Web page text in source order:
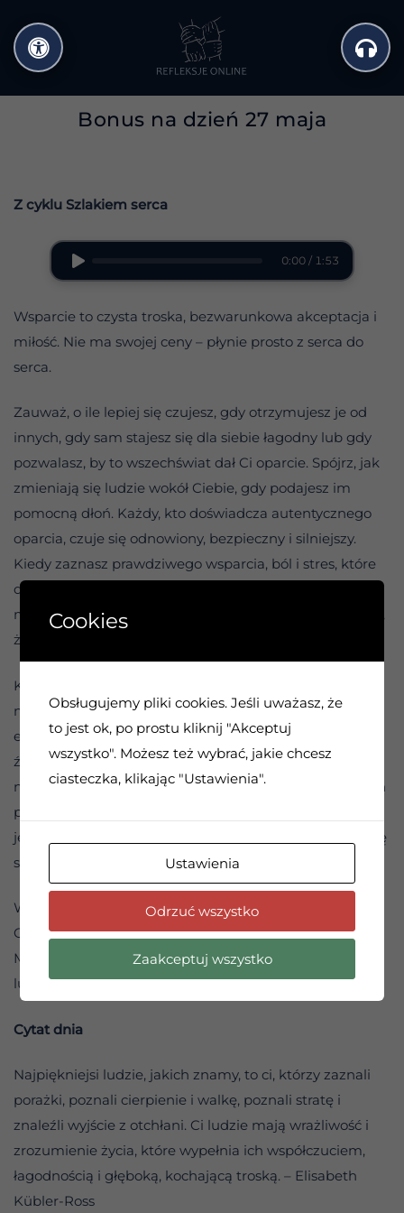
do
treści
Bonus na dzień 27 maja
Z cyklu Szlakiem serca
0:00 / 1:53
Wsparcie to czysta troska, bezwarunkowa akceptacja i
miłość. Nie ma swojej ceny – płynie prosto z serca do
serca.
Zauważ, o ile lepiej się czujesz, gdy otrzymujesz je od
innych, gdy sam stajesz się dla siebie łagodny lub gdy
pozwalasz, by to wszechświat dał Ci oparcie. Spójrz, jak
zmieniają się ludzie wokół Ciebie, gdy podajesz im
pomocną dłoń. Każdy, kto doświadcza autentycznego
oparcia, czuje się odnowiony, bezpieczny i silniejszy.
Kiedy zaznasz prawdziwego wsparcia, ból i stres, które
dotąd budziły Cię każdego ranka, nagle tracą swoją
moc. Otwierasz oczy i czujesz radość z tego, że tu jesteś,
że jesteś sobą i że wszystko jest w porządku.
Kiedy byliśmy mali, biegliśmy do bliskich, by opatrzyli
nam zdarte kolano lub przynieśli ulgę w trudnych
emocjach. Teraz jesteśmy dorośli, ale wciąż istnieje
źródło, do którego możemy się zwrócić. Niektórzy
nazywają je opiekuńczą, kobiecą stroną boskości. To ten
pierwiastek we wszechświecie i w każdym z nas, który
jest kochający, czuły i pełen troski. Jego dotyk naprawdę
sprawia, że wszystko staje się prostsze.
Wsparcie uzdrawia. Przywraca duszy witalność i moc.
Otwiera nas tak, jak słońce rozchyla płatki kwiatów.
Mówiąc najprościej: dawanie wsparcia sprawia, że Ty i
ludzie wokół Ciebie odzyskujecie czyste szczęście.
Cytat dnia
Najpiękniejsi ludzie, jakich znamy, to ci, którzy zaznali
porażki, poznali cierpienie i walkę, poznali stratę i
znaleźli wyjście z otchłani. Ci ludzie mają wrażliwość i
zrozumienie życia, które wypełnia ich współczuciem,
łagodnością i głęboką, kochającą troską. – Elisabeth
Kübler-Ross
Cookies
Obsługujemy pliki cookies. Jeśli uważasz, że
to jest ok, po prostu kliknij "Akceptuj
wszystko". Możesz też wybrać, jakie chcesz
ciasteczka, klikając "Ustawienia".
Ustawienia
Odrzuć wszystko
Zaakceptuj wszystko